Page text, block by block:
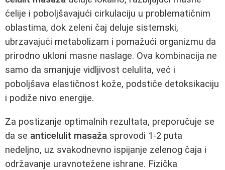
ćelije i poboljšavajući cirkulaciju u problematičnim
oblastima, dok zeleni čaj deluje sistemski,
ubrzavajući metabolizam i pomažući organizmu da
prirodno ukloni masne naslage. Ova kombinacija ne
samo da smanjuje vidljivost celulita, već i
poboljšava elastičnost kože, podstiče detoksikaciju
i podiže nivo energije.
Za postizanje optimalnih rezultata, preporučuje se
da se anticelulit masaža sprovodi 1-2 puta
nedeljno, uz svakodnevno ispijanje zelenog čaja i
održavanje uravnotežene ishrane. Fizička